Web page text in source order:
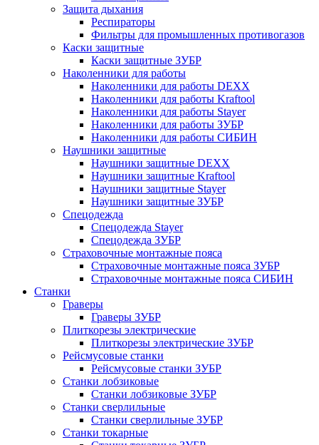
Защита дыхания
Респираторы
Фильтры для промышленных противогазов
Каски защитные
Каски защитные ЗУБР
Наколенники для работы
Наколенники для работы DEXX
Наколенники для работы Kraftool
Наколенники для работы Stayer
Наколенники для работы ЗУБР
Наколенники для работы СИБИН
Наушники защитные
Наушники защитные DEXX
Наушники защитные Kraftool
Наушники защитные Stayer
Наушники защитные ЗУБР
Спецодежда
Спецодежда Stayer
Спецодежда ЗУБР
Страховочные монтажные пояса
Страховочные монтажные пояса ЗУБР
Страховочные монтажные пояса СИБИН
Станки
Граверы
Граверы ЗУБР
Плиткорезы электрические
Плиткорезы электрические ЗУБР
Рейсмусовые станки
Рейсмусовые станки ЗУБР
Станки лобзиковые
Станки лобзиковые ЗУБР
Станки сверлильные
Станки сверлильные ЗУБР
Станки токарные